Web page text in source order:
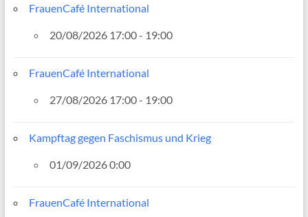
FrauenCafé International
20/08/2026 17:00 - 19:00
FrauenCafé International
27/08/2026 17:00 - 19:00
Kampftag gegen Faschismus und Krieg
01/09/2026 0:00
FrauenCafé International